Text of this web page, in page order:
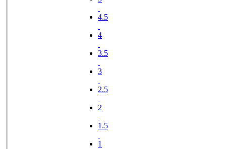
4.5
4
3.5
3
2.5
2
1.5
1